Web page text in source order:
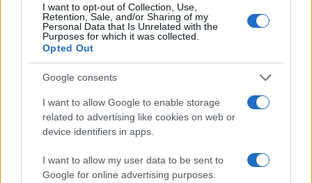
I want to opt-out of Collection, Use,
Retention, Sale, and/or Sharing of my
Personal Data that Is Unrelated with the
Purposes for which it was collected.
Opted Out
Google consents
I want to allow Google to enable storage
related to advertising like cookies on web or
device identifiers in apps.
I want to allow my user data to be sent to
Google for online advertising purposes.
Villa Joy sequestrata: le violazioni urbanistiche e
paesaggistiche a Loiri Porto San Paolo
Nome Prezzo